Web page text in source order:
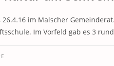
26.4.16 im Malscher
Im Vorfeld gab es 3